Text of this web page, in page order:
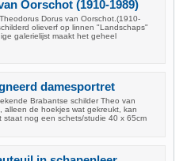
Oorschot (1910-1989)
Dorus van Oorschot.(1910-
olieverf op linnen "Landschaps"
galerielijst maakt het geheel
damesportret
Brabantse schilder Theo van
de hoekjes wat gekreukt, kan
staat nog een schets/studie 40 x 65cm